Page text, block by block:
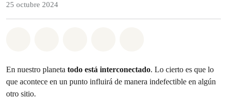
25 octubre 2024
En nuestro planeta todo está interconectado. Lo cierto es que lo
que acontece en un punto influirá de manera indefectible en algún
otro sitio.